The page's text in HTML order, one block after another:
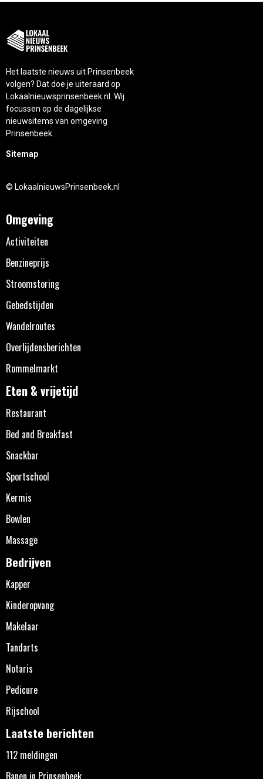
Het laatste nieuws uit Prinsenbeek
volgen? Dat doe je uiteraard op
Lokaalnieuwsprinsenbeek.nl. Wij
focussen op de dagelijkse
nieuwsitems van omgeving
Prinsenbeek.
Sitemap
© LokaalnieuwsPrinsenbeek.nl
Omgeving
Activiteiten
Benzineprijs
Stroomstoring
Gebedstijden
Wandelroutes
Overlijdensberichten
Rommelmarkt
Eten & vrijetijd
Restaurant
Bed and Breakfast
Snackbar
Sportschool
Kermis
Bowlen
Massage
Bedrijven
Kapper
Kinderopvang
Makelaar
Tandarts
Notaris
Pedicure
Rijschool
Laatste berichten
112 meldingen
Banen in Prinsenbeek